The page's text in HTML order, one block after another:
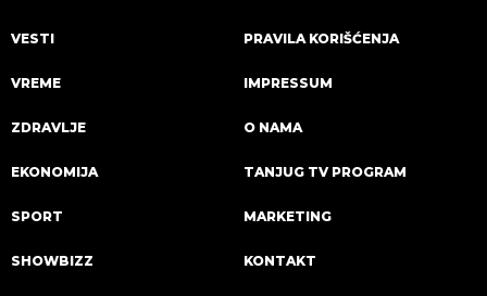
VESTI
VREME
ZDRAVLJE
EKONOMIJA
SPORT
SHOWBIZZ
PRAVILA KORIŠĆENJA
IMPRESSUM
O NAMA
TANJUG TV PROGRAM
MARKETING
KONTAKT